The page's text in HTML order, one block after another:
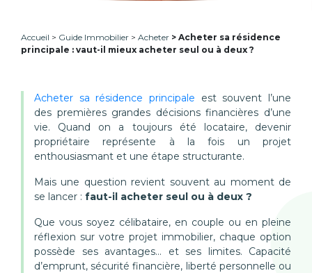
Accueil Guide Immobilier Acheter
Acheter sa résidence
principale : vaut-il mieux acheter seul ou à deux ?
Acheter sa résidence principale est souvent l’une
des premières grandes décisions financières d’une
vie. Quand on a toujours été locataire, devenir
propriétaire représente à la fois un projet
enthousiasmant et une étape structurante.
Mais une question revient souvent au moment de
se lancer : faut-il acheter seul ou à deux ?
Que vous soyez célibataire, en couple ou en pleine
réflexion sur votre projet immobilier, chaque option
possède ses avantages… et ses limites. Capacité
d’emprunt, sécurité financière, liberté personnelle ou